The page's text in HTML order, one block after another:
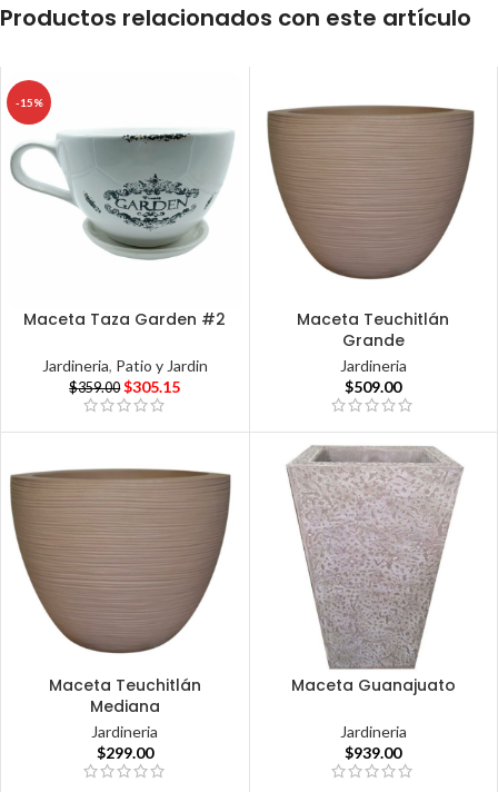
Productos relacionados con este artículo
-15%
Maceta Taza Garden #2
Jardineria, Patio y Jardin
$359.00 $305.15
Maceta Teuchitlán
Grande
Jardineria
$509.00
Maceta Teuchitlán
Mediana
Jardineria
$299.00
Maceta Guanajuato
Jardineria
$939.00